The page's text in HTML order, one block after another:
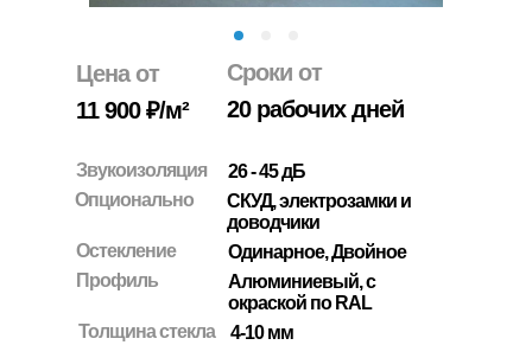
Цена от
11 900 ₽/м²
Сроки от
20 рабочих дней
Толщина стекла 4-10 мм
Опционально
СКУД, электрозамки и
доводчики
Профиль
Алюминиевый, c
окраской по RAL
Остекление Одинарное, Двойное
Звукоизоляция 26 - 45 дБ